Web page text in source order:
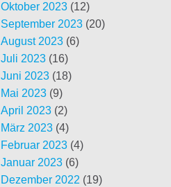
Oktober 2023(12)
September 2023(20)
August 2023(6)
Juli 2023(16)
Juni 2023(18)
Mai 2023(9)
April 2023(2)
März 2023(4)
Februar 2023(4)
Januar 2023(6)
Dezember 2022 (19)